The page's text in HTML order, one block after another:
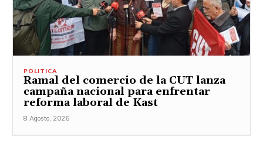
POLITICA
Ramal del comercio de la CUT lanza
campaña nacional para enfrentar
reforma laboral de Kast
8 Agosto, 2026